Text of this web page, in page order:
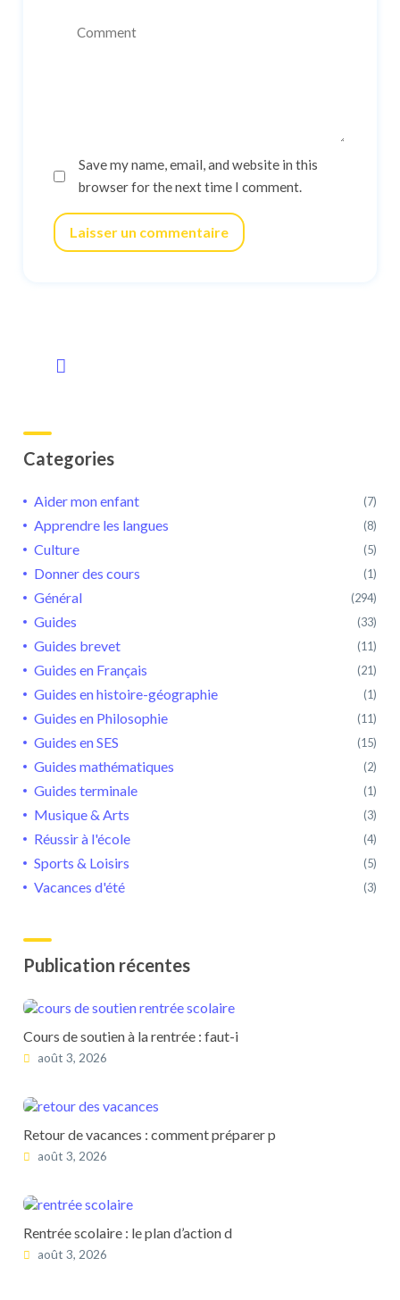
Save my name, email, and website in this
browser for the next time I comment.
Laisser un commentaire
Categories
Aider mon enfant (7)
Apprendre les langues (8)
Culture (5)
Donner des cours (1)
Général (294)
Guides (33)
Guides brevet (11)
Guides en Français (21)
Guides en histoire-géographie (1)
Guides en Philosophie (11)
Guides en SES (15)
Guides mathématiques (2)
Guides terminale (1)
Musique & Arts (3)
Réussir à l'école (4)
Sports & Loisirs (5)
Vacances d'été (3)
Publication récentes
Cours de soutien à la rentrée : faut-i
août 3, 2026
Retour de vacances : comment préparer p
août 3, 2026
Rentrée scolaire : le plan d’action d
août 3, 2026